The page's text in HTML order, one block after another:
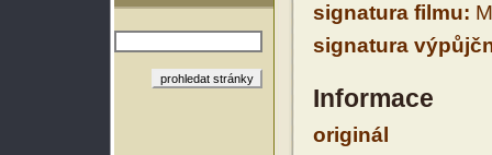
signatura filmu:
signatura
Informace
originál